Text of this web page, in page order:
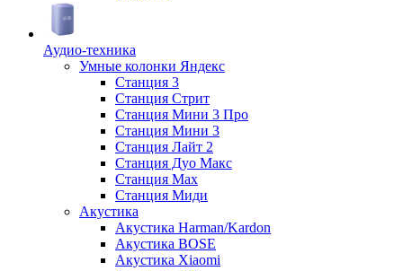
Аудио-техника
Умные колонки Яндекс
Станция 3
Станция Стрит
Станция Мини 3 Про
Станция Мини 3
Станция Лайт 2
Станция Дуо Макс
Станция Max
Станция Миди
Акустика
Акустика Harman/Kardon
Акустика BOSE
Акустика Xiaomi